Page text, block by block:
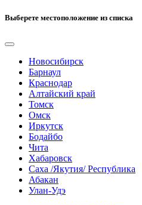
Выберете местоположение из списка
Новосибирск
Барнаул
Краснодар
Алтайский край
Томск
Омск
Иркутск
Бодайбо
Чита
Хабаровск
Саха /Якутия/ Республика
Абакан
Улан-Удэ